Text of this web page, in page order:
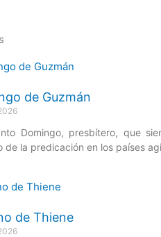
de Guzmán
Domingo, presbítero, que
de la predicación en los países
de Thiene